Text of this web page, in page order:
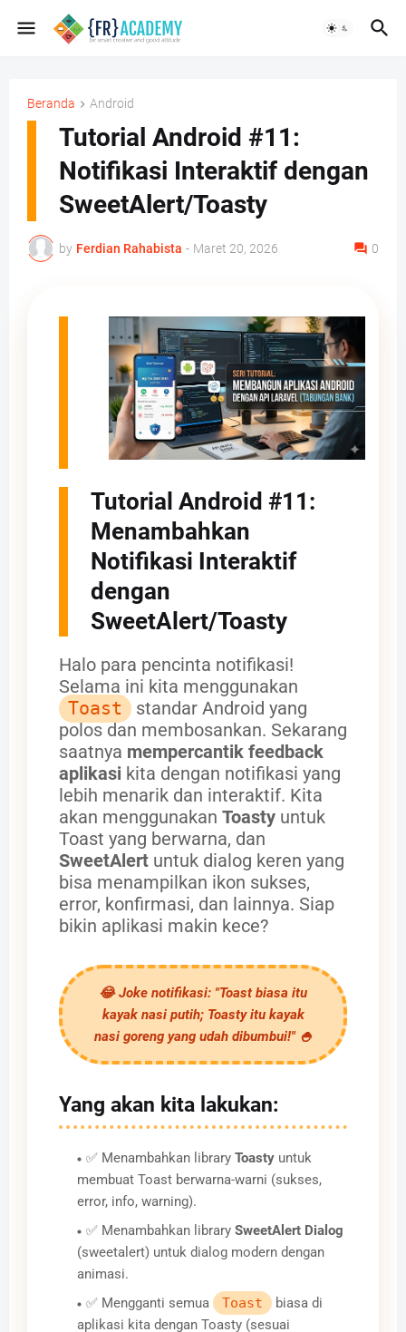
Beranda Android
Tutorial Android #11:
Notifikasi Interaktif dengan
SweetAlert/Toasty
by Ferdian Rahabista - Maret 20, 2026 0
Tutorial Android #11:
Menambahkan
Notifikasi Interaktif
dengan
SweetAlert/Toasty
Halo para pencinta notifikasi!
Selama ini kita menggunakan
Toast
standar Android yang
polos dan membosankan. Sekarang
saatnya mempercantik feedback
aplikasi kita dengan notifikasi yang
lebih menarik dan interaktif. Kita
akan menggunakan Toasty untuk
Toast yang berwarna, dan
SweetAlert untuk dialog keren yang
bisa menampilkan ikon sukses,
error, konfirmasi, dan lainnya. Siap
bikin aplikasi makin kece?
😂Joke notifikasi: "Toast biasa itu
kayak nasi putih; Toasty itu kayak
nasi goreng yang udah dibumbui!" 🍚
Yang akan kita lakukan:
✅ Menambahkan library Toasty untuk
membuat Toast berwarna-warni (sukses,
error, info, warning).
✅ Menambahkan library SweetAlert Dialog
(sweetalert) untuk dialog modern dengan
animasi.
✅ Mengganti semua
Toast
biasa di
aplikasi kita dengan Toasty (sesuai